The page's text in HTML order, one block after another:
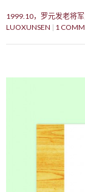
1999.10，罗元发老将
LUOXUNSEN
1